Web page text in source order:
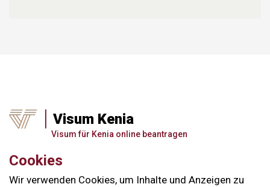
Visum Kenia
Visum für Kenia online beantragen
Cookies
Wir verwenden Cookies, um Inhalte und Anzeigen zu